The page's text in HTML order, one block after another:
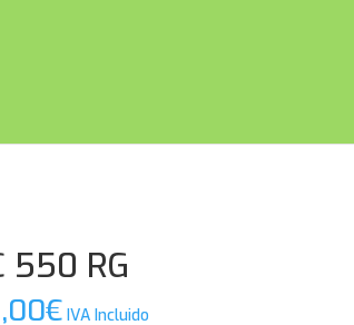
550 RG
€ IVA Incluido